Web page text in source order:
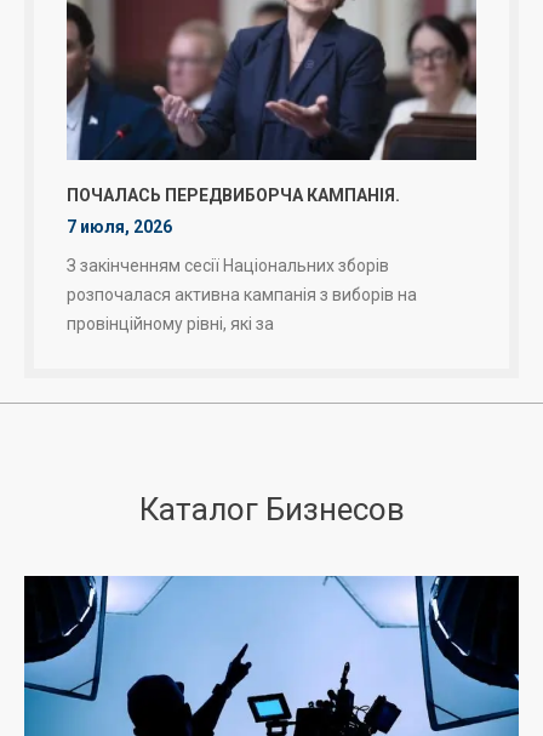
ПОЧАЛАСЬ ПЕРЕДВИБОРЧА КАМПАНІЯ.
7 июля, 2026
З закінченням сесії Національних зборів
розпочалася активна кампанія з виборів на
провінційному рівні, які за
Каталог Бизнесов